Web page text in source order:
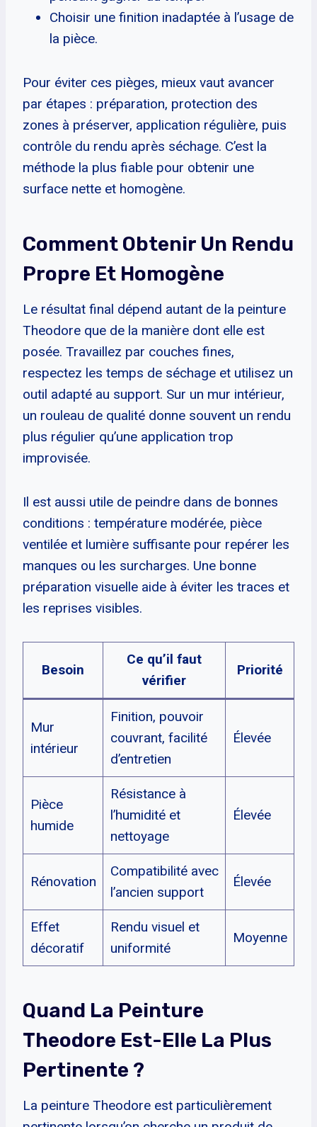
Choisir une finition inadaptée à l’usage de
la pièce.
Pour éviter ces pièges, mieux vaut avancer
par étapes : préparation, protection des
zones à préserver, application régulière, puis
contrôle du rendu après séchage. C’est la
méthode la plus fiable pour obtenir une
surface nette et homogène.
Comment Obtenir Un Rendu
Propre Et Homogène
Le résultat final dépend autant de la peinture
Theodore que de la manière dont elle est
posée. Travaillez par couches fines,
respectez les temps de séchage et utilisez un
outil adapté au support. Sur un mur intérieur,
un rouleau de qualité donne souvent un rendu
plus régulier qu’une application trop
improvisée.
Il est aussi utile de peindre dans de bonnes
conditions : température modérée, pièce
ventilée et lumière suffisante pour repérer les
manques ou les surcharges. Une bonne
préparation visuelle aide à éviter les traces et
les reprises visibles.
Besoin
Ce qu’il faut
vérifier
Priorité
Mur
intérieur
Finition, pouvoir
couvrant, facilité
d’entretien
Élevée
Pièce
humide
Résistance à
l’humidité et
nettoyage
Élevée
Rénovation
Compatibilité avec
l’ancien support
Élevée
Effet
décoratif
Rendu visuel et
uniformité
Moyenne
Quand La Peinture
Theodore Est-Elle La Plus
Pertinente ?
La peinture Theodore est particulièrement